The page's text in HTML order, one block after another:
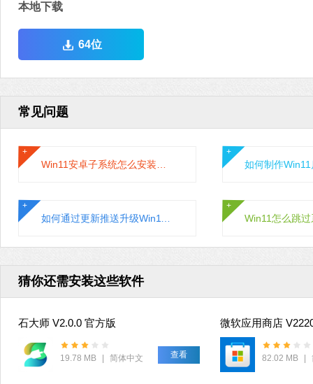
本地下载
64位
常见问题
猜你还需安装这些软件
石大师 V2.0.0 官方版
19.78 MB | 简体中文 查看 82.02 MB |